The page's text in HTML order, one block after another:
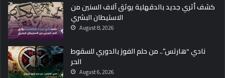
كشف أثري جديد بالدقهلية يوثق آلاف السنين من
الاستيطان البشري
August 8, 2026
نادي “هارتس”.. من حلم الفوز بالدوري للسقوط
الحر
August 6, 2026